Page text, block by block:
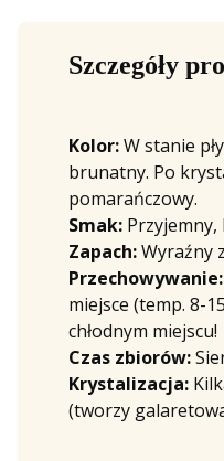
Szczegóły
Kolor:W stanie
brunatny. Po
pomarańczowy.
Smak:
Zapach:Wyraźny
Przechowywanie:
miejsce (temp. 8-
chłodnym miejscu!
Czas zbiorów:
Krystalizacja:
(tworzy